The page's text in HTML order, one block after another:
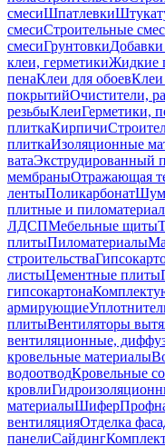
смесиШпатлевки
смесиСтроительные
смесиГрунтовкиДобавки
клеи, герметикиЖидкие
пенаКлеи для обоевКлеи
покрытийОчистители,
резьбыКлеиГерметики,
плиткаКирпичи
плиткаИзоляционные
ватаЭкструдированный
мембраныОтражающая
лентыПоликарбонат
плитные и
ЛДСПМебельные щиты
плитыПиломатериалы
строительства
листыЦементные плиты
гипсокартона
армирующие
плитыВентиляторы
вентиляционные,
кровельные материалы
водоотводКровельные
кровли
материалыШифер
вентиляцияОтделка
панелиСайдинг